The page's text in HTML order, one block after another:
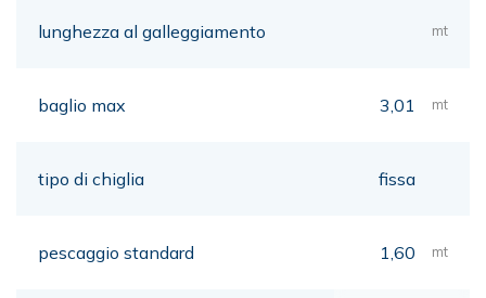
lunghezza al galleggiamento mt
baglio max 3,01 mt
tipo di chiglia fissa
pescaggio standard 1,60 mt